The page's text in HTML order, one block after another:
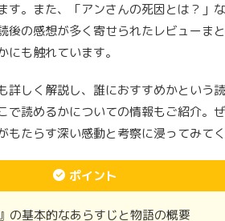
す。また、「アンさんの死因とは？」
後の感想が多く寄せられたレビューま
も触れています。
詳しく解説し、誰におすすめかという
で読めるかについての情報もご紹介。
たらす深い感動と考察に浸ってみてく
ポイント
の基本的なあらすじと物語の概要